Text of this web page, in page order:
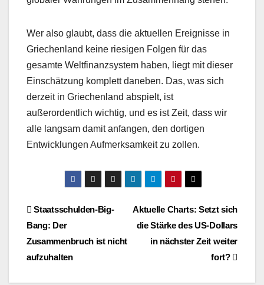
Wer also glaubt, dass die aktuellen Ereignisse in
Griechenland keine riesigen Folgen für das
gesamte Weltfinanzsystem haben, liegt mit dieser
Einschätzung komplett daneben. Das, was sich
derzeit in Griechenland abspielt, ist
außerordentlich wichtig, und es ist Zeit, dass wir
alle langsam damit anfangen, den dortigen
Entwicklungen Aufmerksamkeit zu zollen.
BeitragsnavigationAktuelle Charts: Setzt sich
die Stärke des US-Dollars
in nächster Zeit weiter
fort?
Staatsschulden-Big-
Bang: Der
Zusammenbruch ist nicht
aufzuhalten